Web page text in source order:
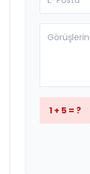
1 + 5 = ?